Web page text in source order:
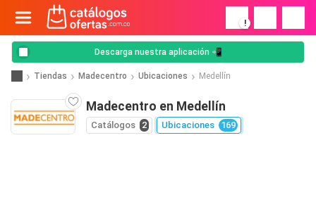
!
Descarga nuestra aplicación 📲
Tiendas Madecentro Ubicaciones Medellín
Madecentro en Medellín
Catálogos 2 Ubicaciones 169